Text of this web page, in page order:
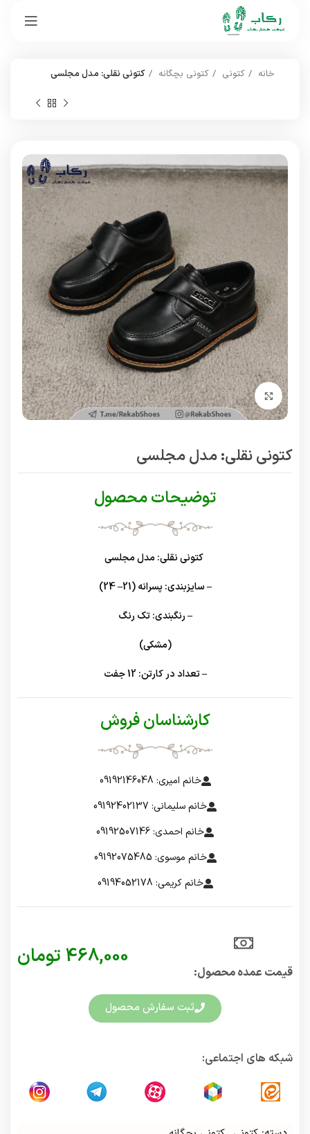
خانه کتونی کتونی بچگانه کتونی نقلی: مدل مجلسی
برای بزرگنمایی کلیک کنید
کتونی نقلی: مدل مجلسی
توضیحات محصول
کتونی نقلی: مدل مجلسی
– سایزبندی: پسرانه (21– 24)
– رنگبندی: تک رنگ
(مشکی)
– تعداد در کارتن: 12 جفت
کارشناسان فروش
خانم امیری: 09192146048
خانم سلیمانی: 09192402137
خانم احمدی: 09192507146
خانم موسوی: 09192075485
خانم کریمی: 09194052178
قیمت عمده محصول:​
468,000 تومان
ثبت سفارش محصول
شبکه های اجتماعی: